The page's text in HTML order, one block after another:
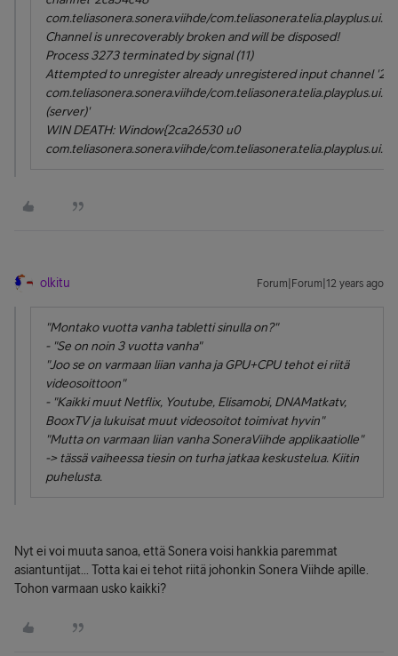
com.teliasonera.sonera.viihde/
Channel is unrecoverably broken and will be disposed!
Process 3273 terminated by signal (11)
Attempted to unregister already unregistered input channel
com.teliasonera.sonera.viihde/
(server)'
WIN DEATH: Window{2ca26530 u0
com.teliasonera.sonera.viihde/
olkitu Forum|Forum|12 years ago
"Montako vuotta vanha tabletti sinulla on?"
- "Se on noin 3 vuotta vanha"
"Joo se on varmaan liian vanha ja GPU+CPU tehot ei riitä
videosoittoon"
- "Kaikki muut Netflix, Youtube, Elisamobi, DNAMatkatv,
BooxTV ja lukuisat muut videosoitot toimivat hyvin"
"Mutta on varmaan liian vanha SoneraViihde applikaatiolle"
-> tässä vaiheessa tiesin on turha jatkaa keskustelua. Kiitin
puhelusta.
Nyt ei voi muuta sanoa, että Sonera voisi hankkia paremmat
asiantuntijat... Totta kai ei tehot riitä johonkin Sonera Viihde apille.
Tohon varmaan usko kaikki?